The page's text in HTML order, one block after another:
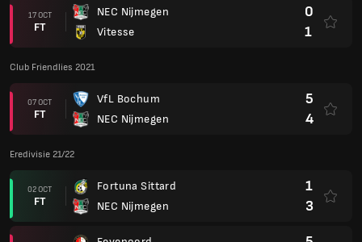
17 OCT
FT
NEC Nijmegen
Vitesse
0
1
Club Friendlies 2021
07 OCT
FT
VfL Bochum
NEC Nijmegen
5
4
Eredivisie 21/22
02 OCT
FT
Fortuna Sittard
NEC Nijmegen
1
3